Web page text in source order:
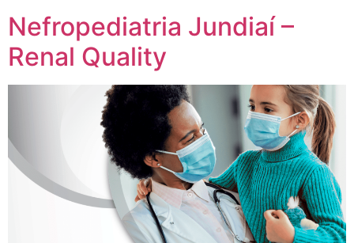
Nefropediatria Jundiaí –
Renal Quality